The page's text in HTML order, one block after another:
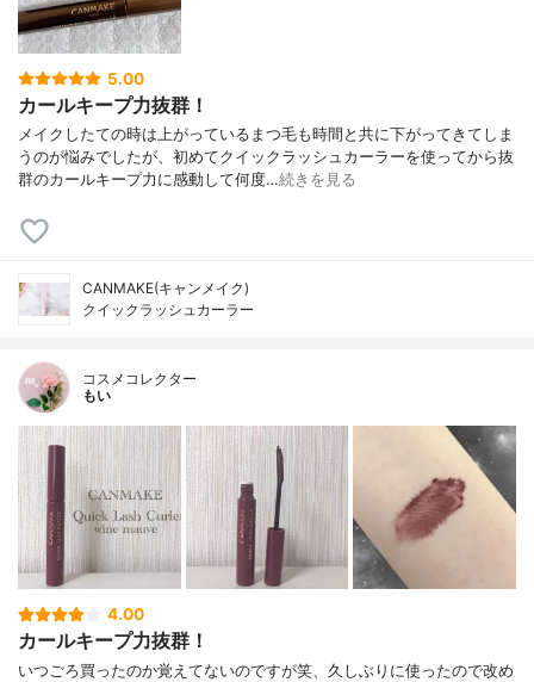
5.00
カールキープ力抜群！
メイクしたての時は上がっているまつ毛も時間と共に下がってきてしま
うのが悩みでしたが、初めてクイックラッシュカーラーを使ってから抜
群のカールキープ力に感動して何度…続きを見る
CANMAKE(キャンメイク)
クイックラッシュカーラー
コスメコレクター
もい
4.00
カールキープ力抜群！
いつごろ買ったのか覚えてないのですが笑、久しぶりに使ったので改め